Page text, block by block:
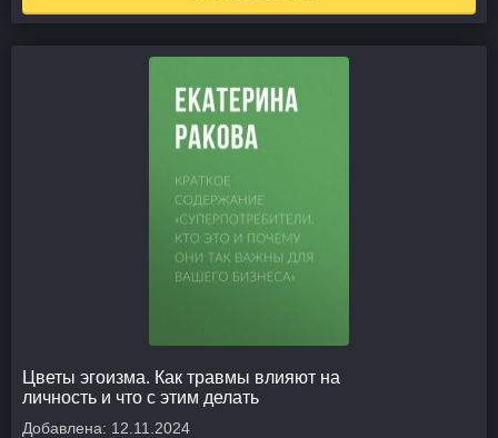
Цветы эгоизма. Как травмы влияют на
личность и что с этим делать
Добавлена: 12.11.2024